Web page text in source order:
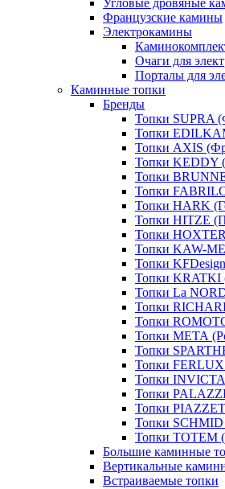
Угловые дровяные
Французские камины
Электрокамины
Очаги для
Порталы для
Каминные топки
Бренды
Топки SUPRA
Топки
Топки AXIS
Топки KEDDY
Топки
Топки
Топки HARK
Топки HITZE
Топки
Топки KAW-
Топки
Топки KRATKI
Топки La
Топки
Топки
Топки МЕТА
Топки
Топки
Топки
Топки
Топки
Топки SCHMID
Топки TOTEM
Большие каминные
Вертикальные
Встраиваемые топки